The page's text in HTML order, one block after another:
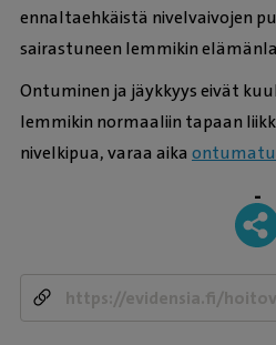
ennaltaehkäistä nivelvaivojen
sairastuneen lemmikin
Ontuminen ja jäykkyys eivät
lemmikin normaaliin tapaan
nivelkipua, varaa aika
-